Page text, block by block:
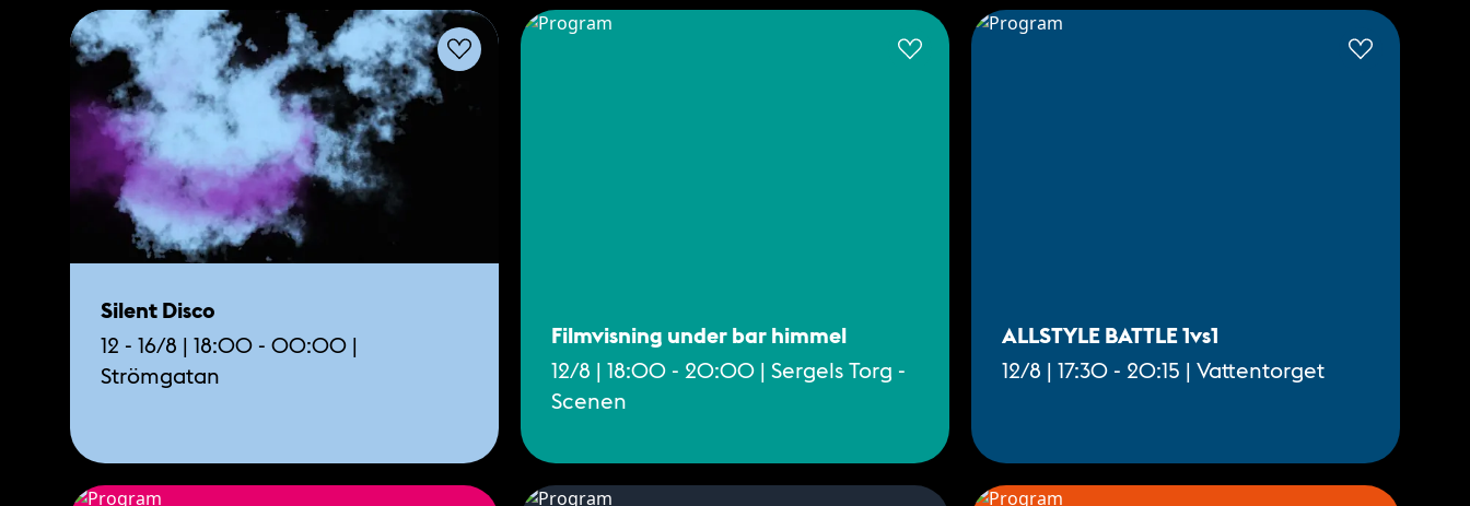
Silent Disco
12 - 16/8 | 18:00 - 00:00 |
Strömgatan
Filmvisning under bar himmel
12/8 | 18:00 - 20:00 | Sergels Torg -
Scenen
ALLSTYLE BATTLE 1vs1
12/8 | 17:30 - 20:15 | Vattentorget